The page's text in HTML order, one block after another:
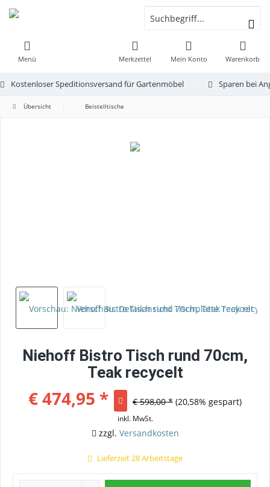
Menü Warenkorb
Merkzettel Mein Konto
Kostenloser Speditionsversand für Gartenmöbel Sparen bei
Übersicht Beistelltische
Niehoff Bistro Tisch rund 70cm,
Teak recycelt
€ 474,95 * € 598,00 * (20,58% gespart)
inkl. MwSt.
zzgl. Versandkosten
Lieferzeit 28 Arbeitstage